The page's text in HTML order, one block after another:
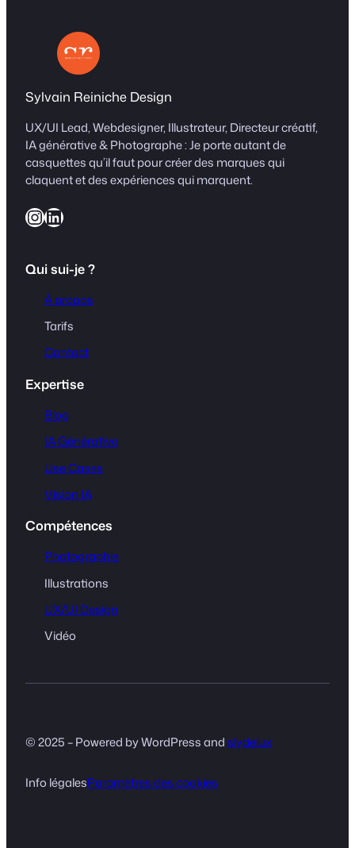
Sylvain Reiniche Design
UX/UI Lead, Webdesigner, Illustrateur, Directeur créatif,
IA générative & Photographe : Je porte autant de
casquettes qu’il faut pour créer des marques qui
claquent et des expériences qui marquent.
InstagramLinkedIn
Qui sui-je ?
À propos
Tarifs
Contact
Expertise
Blog
IA Générative
Use Cases
Vision IA
Compétences
Photographie
Illustrations
UX/UI Design
Vidéo
© 2025 – Powered by WordPress andslydelux
Info légalesParamètres des cookies